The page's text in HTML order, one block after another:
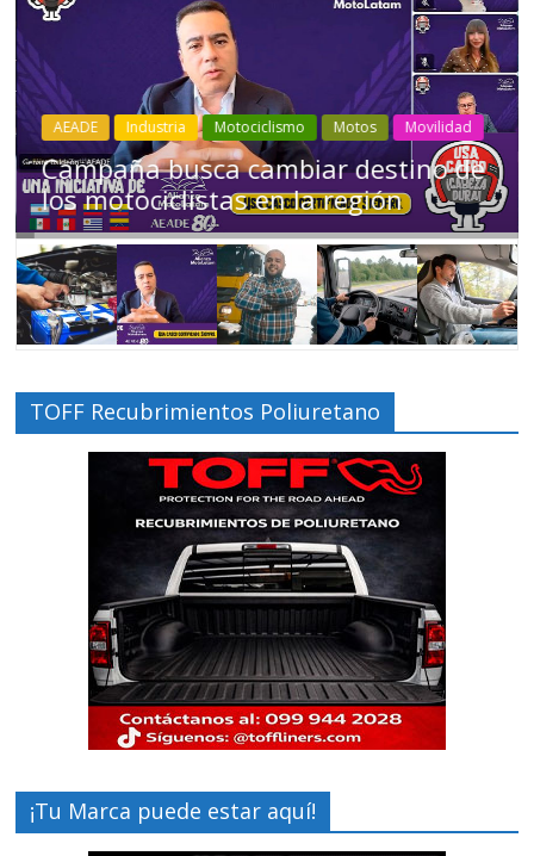
Industria Movilidad Transporte Varios
Choferes profesionales mantienen a
Ecuador en movimiento
TOFF Recubrimientos Poliuretano
¡Tu Marca puede estar aquí!